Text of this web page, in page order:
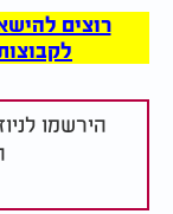
רוצים
לקבוצות
הירשמו